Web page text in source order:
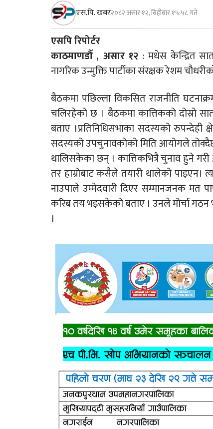
एस.पि. खबर२०८२ असार १२, बिहीबार १५:५८ गते
एसपि रिपोर्टर
काठमाणडौँ , असार १२ : मधेस केन्द्रित
नागरिक उन्मुक्ति पार्टीका संरक्षक रेशम
बैठकमा पछिल्ला विकसित राजनीति
चलिरहेको छ । बैठकमा कात्तिकको दोस्रो
बताए ।प्रतिनिधिसभाका सदस्यको रुपन्देही
सदस्यको उपचुनावकोको मिति आयोगले
थालिसकेका छन् । कात्तिकभित्रै चुनाव हुने
तर हाम्रोबाट कसैले तयारी थालेको
नाउपाले उम्मेदवारी दिएर सम्मानजनक मत
करिब तय भइसकेको बताए । उनले मोर्चा
।